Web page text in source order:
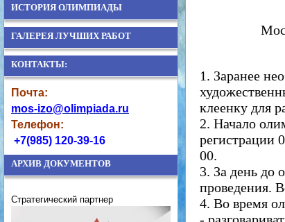
ИСТОРИЯ ОЛИМПИАДЫ
ГАЛЕРЕЯ ЛУЧШИХ РАБОТ
КОНТАКТЫ:
Почта:
mos-izo@olimpiada.ru
Телефон:
+7(985) 120-39-16
АРХИВ ДОКУМЕНТОВ
Стратегический партнер
1. Заранее
клеенку для
2. Начало
регистрации
00.
3. За день до
проведения.
4. Во время